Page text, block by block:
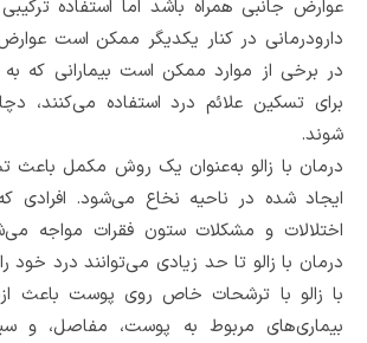
عوارض جانبی همراه باشد اما استفاده
دارودرمانی در کنار یکدیگر ممکن است
در برخی از موارد ممکن است بیمارانی که به
برای تسکین علائم درد استفاده می‌کنند،
شوند.
درمان با زالو به‌عنوان یک روش مکمل باعث
ایجاد شده در ناحیه نخاع می‌شود. افرادی
اختلالات و مشکلات ستون فقرات مواجه
درمان با زالو تا حد زیادی می‌توانند درد خود
با زالو با ترشحات خاص روی پوست باعث
بیماری‌های مربوط به پوست، مفاصل، و